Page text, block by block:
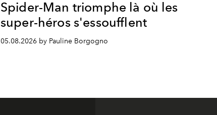
Spider-Man triomphe là où les
super-héros s'essoufflent
05.08.2026 by Pauline Borgogno